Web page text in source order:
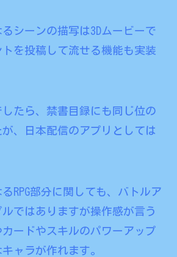
シーンの描写は3Dムービーで
を投稿して流せる機能も実装
たら、禁書目録にも同じ位の
、日本配信のアプリとしては
RPG部分に関しても、バトルア
ではありますが操作感が言う
ードやスキルのパワーアップ
ャラが作れます。